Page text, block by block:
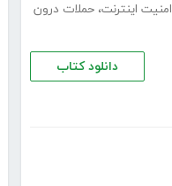
امنیت اینترنت، حملات درون
دانلود کتاب